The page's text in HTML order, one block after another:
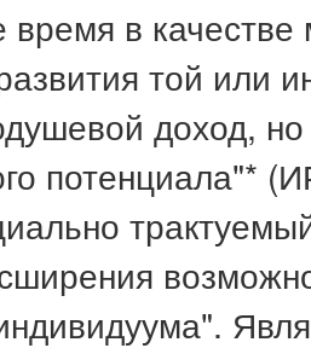
в качестве
той или
доход,
потенциала"*